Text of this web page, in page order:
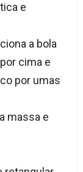
e
a bola
cima e
por umas
massa e